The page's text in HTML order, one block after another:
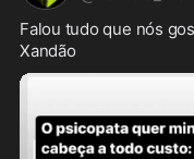
Falou tudo que nós
Xandão